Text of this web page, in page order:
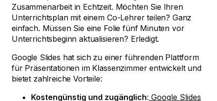
Zusammenarbeit in Echtzeit. Möchten Sie Ihren
Unterrichtsplan mit einem Co-Lehrer teilen? Ganz
einfach. Müssen Sie eine Folie fünf Minuten vor
Unterrichtsbeginn aktualisieren? Erledigt.
Google Slides hat sich zu einer führenden Plattform
für Präsentationen im Klassenzimmer entwickelt und
bietet zahlreiche Vorteile:
Kostengünstig und zugänglich: Google Slides